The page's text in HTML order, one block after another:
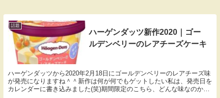
話題
ハーゲンダッツ新作2020｜ゴー
ルデンベリーのレアチーズケーキ
ハーゲンダッツから2020年2月18日にゴールデンベリーのレアチーズ味
が発売になりますね＾＾新作は何が何でもゲットしたい私は、発売日を
カレンダーに書き込みました(笑)期間限定のこちら、どんな味なのか、